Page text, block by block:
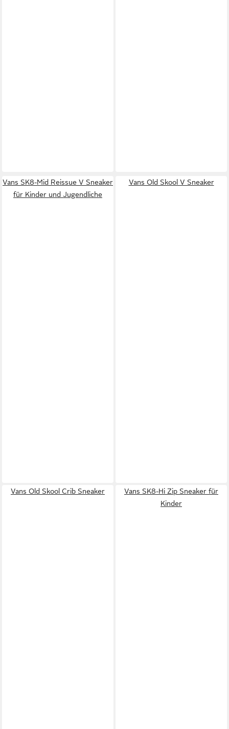
Vans SK8-Mid Reissue V Sneaker
für Kinder und Jugendliche
Vans Old Skool V Sneaker
Vans Old Skool Crib Sneaker
Vans SK8-Hi Zip Sneaker für
Kinder